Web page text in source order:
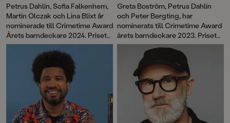
Petrus Dahlin, Sofia Falkenhem,
Martin Olczak och Lina Blixt är
nominerade till Crimetime Award
Årets barndeckare 2024. Priset
delas ut till en
barnboksförfattare som skriver
deckare eller spänning för barn
6–12 år. Nu kan du vara med och
Greta Boström, Petrus Dahlin
och Peter Bergting, har
nominerats till Crimetime Award
årets barndeckare 2023. Priset
delas ut till en
barnboksförfattare som skriver
deckare eller spänning för barn
6–12 år. Nu kan du vara med och
rösta!